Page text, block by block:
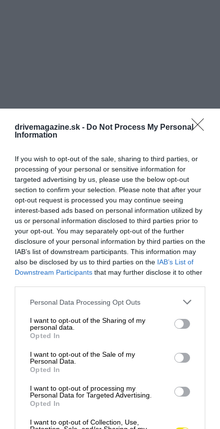
drivemagazine.sk - Do Not Process My Personal
Information
If you wish to opt-out of the sale, sharing to third parties, or
processing of your personal or sensitive information for
targeted advertising by us, please use the below opt-out
section to confirm your selection. Please note that after your
opt-out request is processed you may continue seeing
interest-based ads based on personal information utilized by
us or personal information disclosed to third parties prior to
your opt-out. You may separately opt-out of the further
disclosure of your personal information by third parties on the
IAB’s list of downstream participants. This information may
also be disclosed by us to third parties on the IAB’s List of
Downstream Participants that may further disclose it to other
Please note that this website/app uses one or more Google
not limited to your visit or usage behaviour. You may click to
grant or deny consent to Google and its third-party tags to
use your data for below specified purposes in below Google
consent section.
Personal Data Processing Opt Outs
I want to opt-out of the Sharing of my
personal data.
Opted In
I want to opt-out of the Sale of my
Personal Data.
Opted In
I want to opt-out of processing my
Personal Data for Targeted Advertising.
Opted In
I want to opt-out of Collection, Use,
ČO VIDIEŤ V ALICANTE?
Jednou z dominantných pamiatok Alicante je hrad
Benacantil. Patrí k najväčšímstredovekým
pevnostiam v Španielsku
a vežami, ale aj panoramatickým výhľadom na celé
mesto apobrežie Costa Blanca
areáli sa nachádzajú aj expozície približujúce dejiny
Alicante.
Pre tých, ktorí uprednostňujú more, je